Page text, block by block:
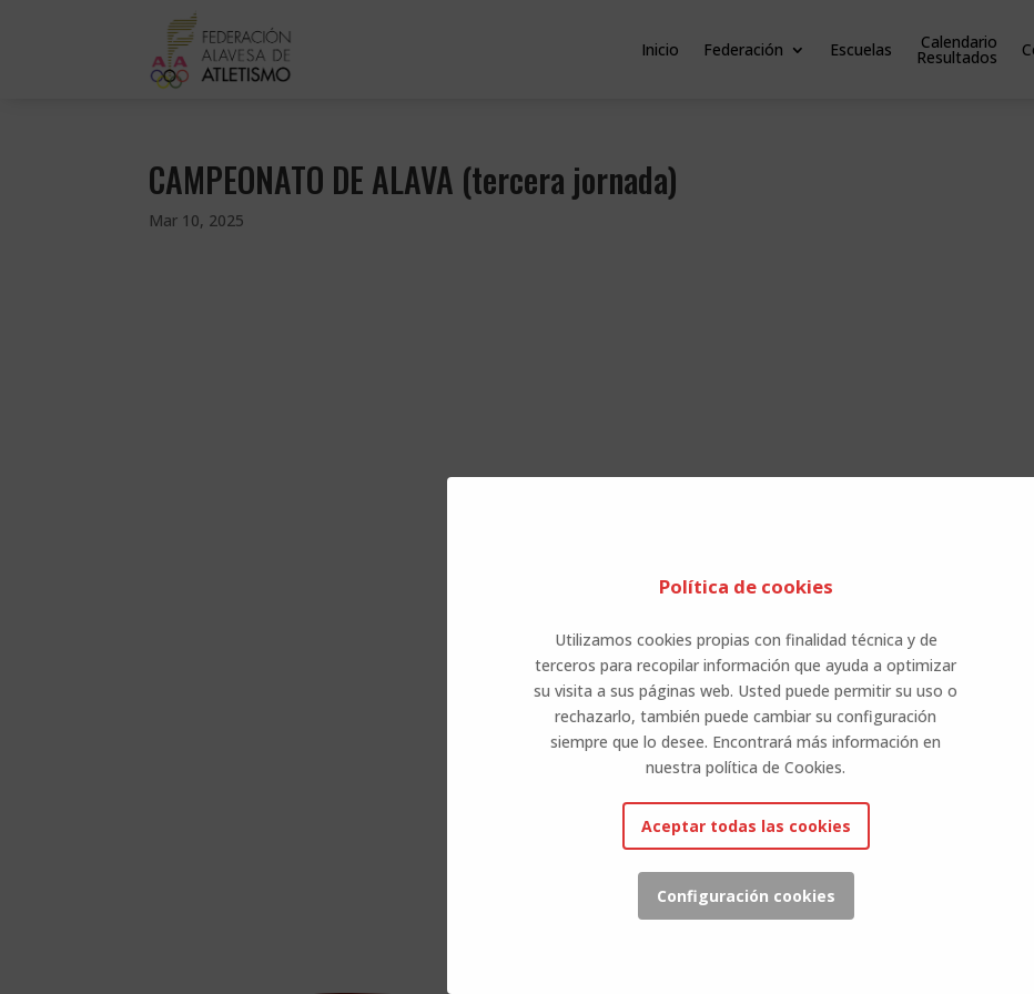
Inicio Federación Escuelas Calendario
Resultados
CAMPEONATO DE ALAVA (tercera jornada)
Mar 10, 2025
Política de cookies
Utilizamos cookies propias con finalidad técnica y de
terceros para recopilar información que ayuda a optimizar
su visita a sus páginas web. Usted puede permitir su uso o
rechazarlo, también puede cambiar su configuración
siempre que lo desee. Encontrará más información en
nuestra política de Cookies.
Aceptar todas las cookies
Configuración cookies